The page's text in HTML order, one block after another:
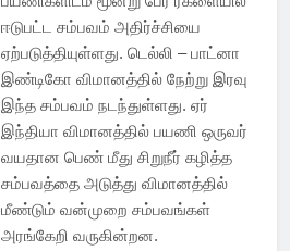
ஈடுபட்ட சம்பவம் அதிர்ச்சியை
ஏற்படுத்தியுள்ளது. டெல்லி – பாட்னா
இண்டிகோ விமானத்தில் நேற்று இரவு
இந்த சம்பவம் நடந்துள்ளது. ஏர்
இந்தியா விமானத்தில் பயணி ஒருவர்
வயதான பெண் மீது சிறுநீர் கழித்த
சம்பவத்தை அடுத்து விமானத்தில்
மீண்டும் வன்முறை சம்பவங்கள்
அரங்கேறி வருகின்றன.